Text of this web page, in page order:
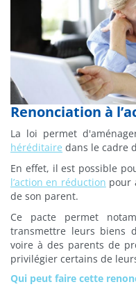
Renonciation à
La loi permet
héréditaire dans le cadre
En effet, il est possible
l’action en réduction pour
de son parent.
Ce pacte permet
transmettre leurs biens
voire à des parents de
privilégier certains de
Qui peut faire cette